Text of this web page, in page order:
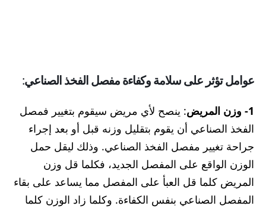
عوامل تؤثر على سلامة وكفاءة مفصل الفخذ الصناعي:
1- وزن المريض
: ينصح لأي مريض سيقوم بتغيير فمصل
الفخذ الصناعي أن يقوم بتقليل وزنه قبل أو بعد إجراء
جراحة تغيير مفصل الفخذ الصناعي. وذلك ليقل حمل
الوزن الواقع على المفصل الجديد، فكلما قل وزن
المريض كلما قل العبأ على المفصل مما يساعد على بقاء
المفصل الصناعي بنفس الكفاءة. وكلما زاد الوزن كلما